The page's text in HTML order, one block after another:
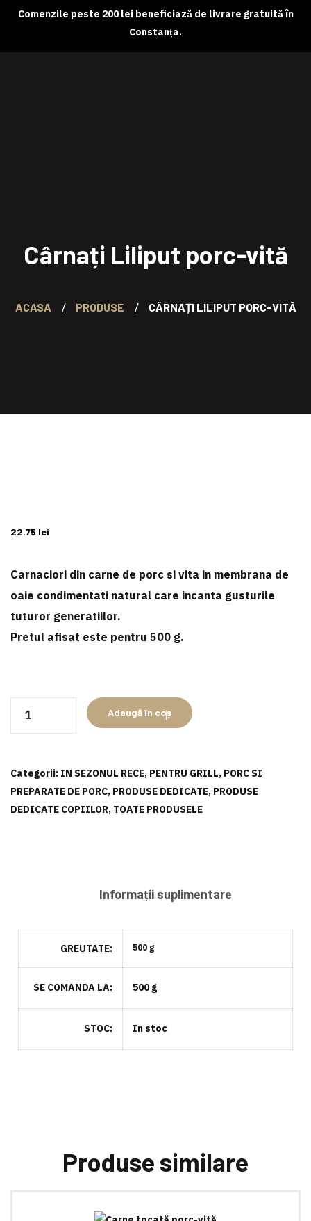
Comenzile peste 200 lei beneficiază de livrare gratuită în
Constanța.
Cârnați Liliput porc-vită
ACASA PRODUSE CÂRNAȚI LILIPUT PORC-VITĂ
22.75 lei
Carnaciori din carne de porc si vita in membrana de
oaie condimentati natural care incanta gusturile
tuturor generatiilor.
Pretul afisat este pentru500 g.
Cârnați
vită
Adaugă în coș
Categorii:IN SEZONUL RECE,PENTRU GRILL,PORC SI
PREPARATE DE PORC,PRODUSE DEDICATE,PRODUSE
DEDICATE COPIILOR,TOATE PRODUSELE
Informații suplimentare
GREUTATE 500 g
SE COMANDA LA 500 g
STOC In stoc
Produse similare